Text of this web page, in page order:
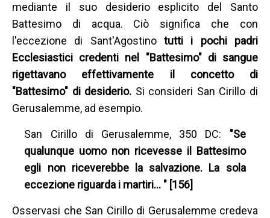
mediante il suo desiderio esplicito del Santo
Battesimo di acqua. Ciò significa che con
l'eccezione di Sant'Agostino tutti i pochi padri
Ecclesiastici credenti nel "Battesimo" di sangue
rigettavano effettivamente il concetto di
"Battesimo" di desiderio. Si consideri San Cirillo di
Gerusalemme, ad esempio.
San Cirillo di Gerusalemme, 350 DC: "Se
qualunque uomo non ricevesse il Battesimo
egli non riceverebbe la salvazione. La sola
eccezione riguarda i martiri… " [156]
Osservasi che San Cirillo di Gerusalemme credeva